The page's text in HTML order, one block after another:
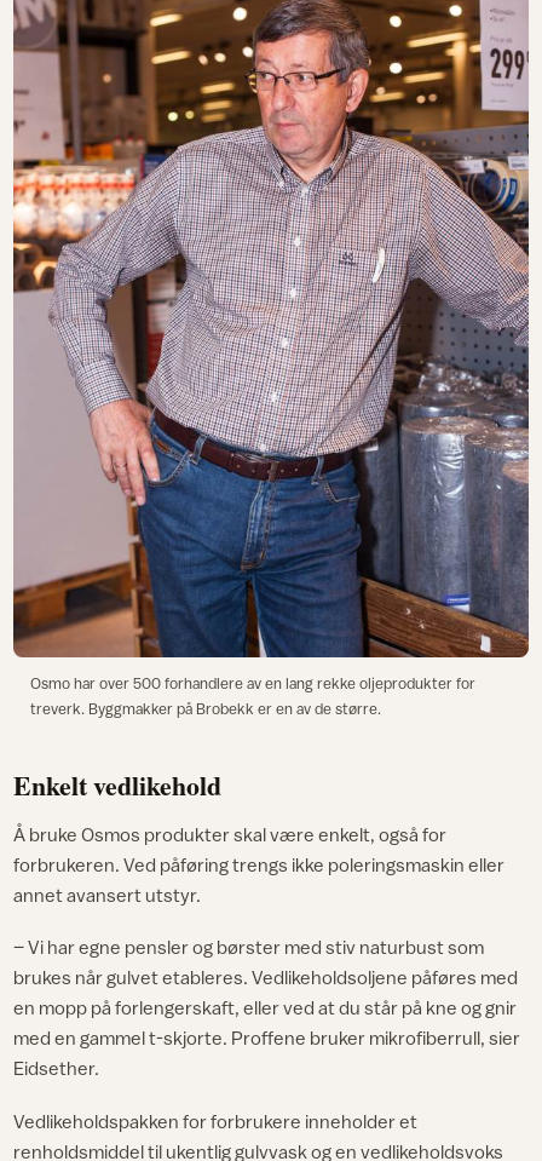
Osmo har over 500 forhandlere av en lang rekke oljeprodukter for
treverk. Byggmakker på Brobekk er en av de større.
Enkelt vedlikehold
Å bruke Osmos produkter skal være enkelt, også for
forbrukeren. Ved påføring trengs ikke poleringsmaskin eller
annet avansert utstyr.
– Vi har egne pensler og børster med stiv naturbust som
brukes når gulvet etableres. Vedlikeholdsoljene påføres med
en mopp på forlengerskaft, eller ved at du står på kne og gnir
med en gammel t-skjorte. Proffene bruker mikrofiberrull, sier
Eidsether.
Vedlikeholdspakken for forbrukere inneholder et
renholdsmiddel til ukentlig gulvvask og en vedlikeholdsvoks